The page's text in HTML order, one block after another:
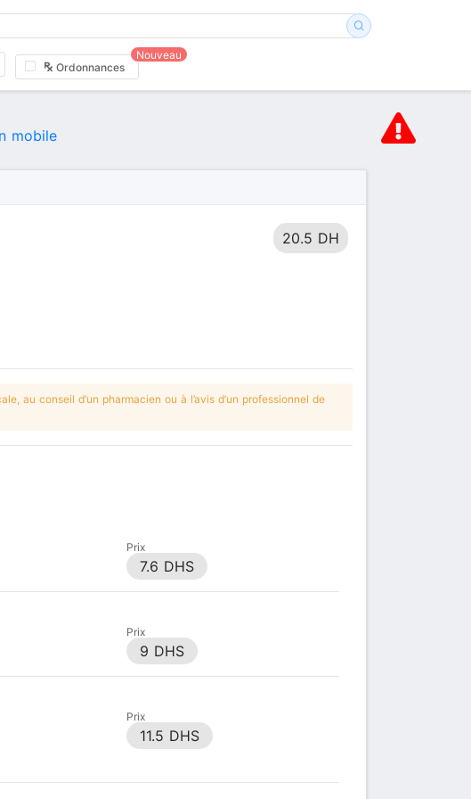
Ordonnances
Nouveau
mobile
20.5 DH
au conseil d’un pharmacien ou à l’avis d’un professionnel de
Prix
7.6 DHS
Prix
9 DHS
Prix
11.5 DHS